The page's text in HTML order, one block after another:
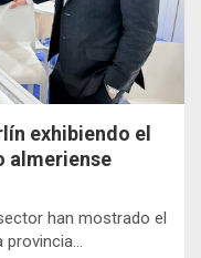
exhibiendo el
almeriense
han mostrado el